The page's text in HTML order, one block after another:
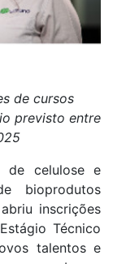
de cursos
previsto entre
de celulose e
bioprodutos
inscrições
Técnico
talentos e